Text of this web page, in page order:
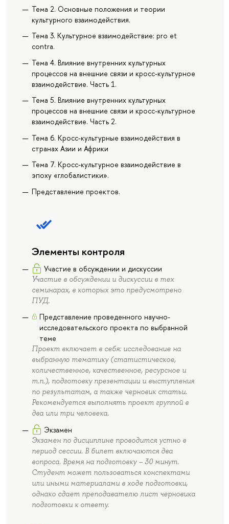
Тема 2. Основные положения и теории
культурного взаимодействия.
Тема 3. Культурное взаимодействие: pro et
contra.
Тема 4. Влияние внутренних культурных
процессов на внешние связи и кросс-культурное
взаимодействие. Часть 1.
Тема 5. Влияние внутренних культурных
процессов на внешние связи и кросс-культурное
взаимодействие. Часть 2.
Тема 6. Кросс-культурные взаимодействия в
странах Азии и Африки
Тема 7. Кросс-культурное взаимодействие в
эпоху «глобалистики».
Представление проектов.
Элементы контроля
Участие в обсуждении и дискуссии
Участие в обсуждении и дискуссии в тех
семинарах, в которых это предусмотрено
ПУД.
Представление проведенного научно-
исследовательского проекта по выбранной
теме
Проект включает в себя: исследование на
выбранную тематику (статистическое,
количественное, качественное, ресурсное и
т.п.), подготовку презентации и выступления
по результатам, а также черновик статьи.
Рекомендуется выполнять проект группой в
два или три человека.
Экзамен
Экзамен по дисциплине проводится устно в
период сессии. В билет включаются два
вопроса. Время на подготовку – 30 минут.
Студент может пользоваться конспектами
или иными материалами в ходе подготовки,
однако сдает преподавателю лист черновика
подготовки к ответу.